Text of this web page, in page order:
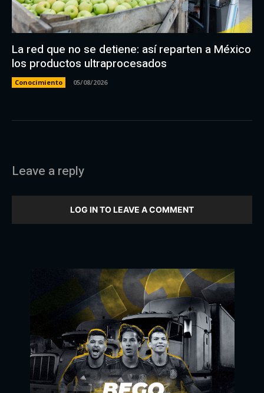
La red que no se detiene: así reparten a México
los productos ultraprocesados
Conocimiento 05/08/2026
Leave a reply
LOG IN TO LEAVE A COMMENT